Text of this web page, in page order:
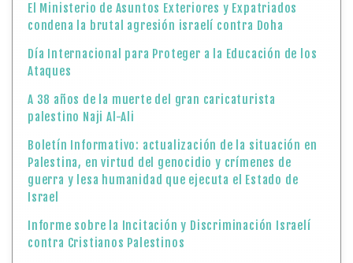
El Ministerio de Asuntos Exteriores y Expatriados
condena la brutal agresión israelí contra Doha
Día Internacional para Proteger a la Educación de los
Ataques
A 38 años de la muerte del gran caricaturista
palestino Naji Al-Ali
Boletín Informativo: actualización de la situación en
Palestina, en virtud del genocidio y crímenes de
guerra y lesa humanidad que ejecuta el Estado de
Israel
Informe sobre la Incitación y Discriminación Israelí
contra Cristianos Palestinos